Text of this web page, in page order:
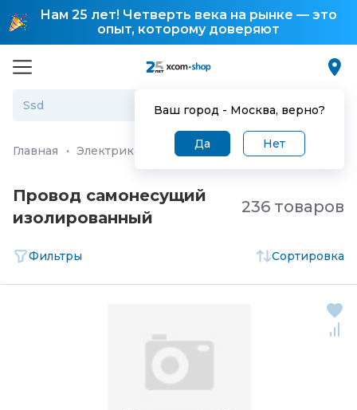
Нам 25 лет! Четверть века на рынке — это
опыт, которому доверяют
Ваш город - Москва, верно?
Да Нет
Главная · Электрика и системы электропитания
Провод самонесущий
изолированный
236 товаров
Фильтры Сортировка